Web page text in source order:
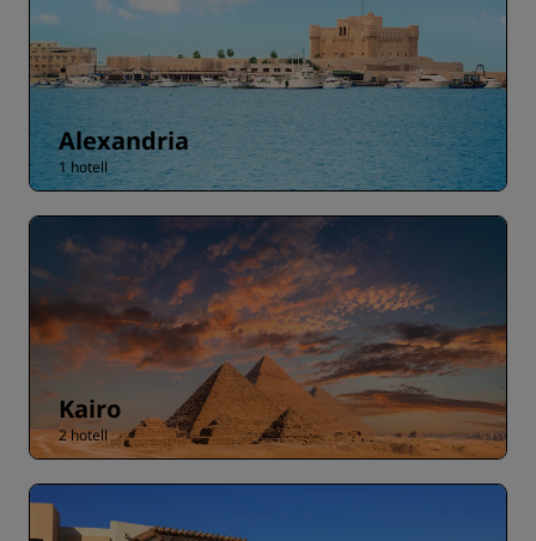
Alexandria
1 hotell
Kairo
2 hotell